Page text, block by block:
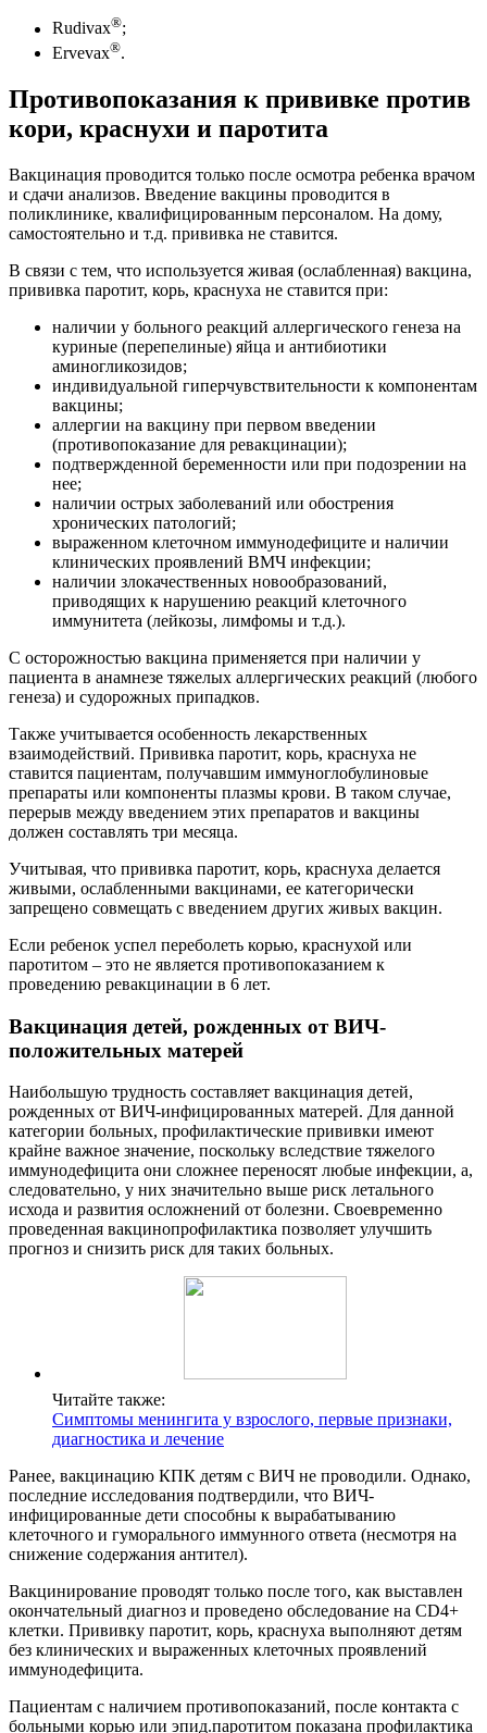
Rudivax®;
Ervevax®.
Противопоказания к прививке против
кори, краснухи и паротита
Вакцинация проводится только после осмотра ребенка врачом
и сдачи анализов. Введение вакцины проводится в
поликлинике, квалифицированным персоналом. На дому,
самостоятельно и т.д. прививка не ставится.
В связи с тем, что используется живая (ослабленная) вакцина,
прививка паротит, корь, краснуха не ставится при:
наличии у больного реакций аллергического генеза на
куриные (перепелиные) яйца и антибиотики
аминогликозидов;
индивидуальной гиперчувствительности к компонентам
вакцины;
аллергии на вакцину при первом введении
(противопоказание для ревакцинации);
подтвержденной беременности или при подозрении на
нее;
наличии острых заболеваний или обострения
хронических патологий;
выраженном клеточном иммунодефиците и наличии
клинических проявлений ВМЧ инфекции;
наличии злокачественных новообразований,
приводящих к нарушению реакций клеточного
иммунитета (лейкозы, лимфомы и т.д.).
С осторожностью вакцина применяется при наличии у
пациента в анамнезе тяжелых аллергических реакций (любого
генеза) и судорожных припадков.
Также учитывается особенность лекарственных
взаимодействий. Прививка паротит, корь, краснуха не
ставится пациентам, получавшим иммуноглобулиновые
препараты или компоненты плазмы крови. В таком случае,
перерыв между введением этих препаратов и вакцины
должен составлять три месяца.
Учитывая, что прививка паротит, корь, краснуха делается
живыми, ослабленными вакцинами, ее категорически
запрещено совмещать с введением других живых вакцин.
Если ребенок успел переболеть корью, краснухой или
паротитом – это не является противопоказанием к
проведению ревакцинации в 6 лет.
Вакцинация детей, рожденных от ВИЧ-
положительных матерей
Наибольшую трудность составляет вакцинация детей,
рожденных от ВИЧ-инфицированных матерей. Для данной
категории больных, профилактические прививки имеют
крайне важное значение, поскольку вследствие тяжелого
иммунодефицита они сложнее переносят любые инфекции, а,
следовательно, у них значительно выше риск летального
исхода и развития осложнений от болезни. Своевременно
проведенная вакцинопрофилактика позволяет улучшить
прогноз и снизить риск для таких больных.
Читайте также:
Симптомы менингита у взрослого, первые признаки,
диагностика и лечение
Ранее, вакцинацию КПК детям с ВИЧ не проводили. Однако,
последние исследования подтвердили, что ВИЧ-
инфицированные дети способны к вырабатыванию
клеточного и гуморального иммунного ответа (несмотря на
снижение содержания антител).
Вакцинирование проводят только после того, как выставлен
окончательный диагноз и проведено обследование на СD4+
клетки. Прививку паротит, корь, краснуха выполняют детям
без клинических и выраженных клеточных проявлений
иммунодефицита.
Пациентам с наличием противопоказаний, после контакта с
больными корью или эпид.паротитом показана профилактика